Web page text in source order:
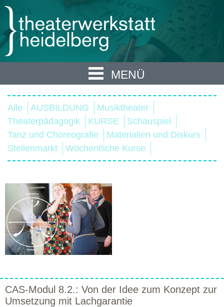
MENÜ
Alle AUSBILDUNG
Musiktheater
Theaterpädagogik
KURSE
Schauspiel
Tanz und Choreografie
Materialien und Diskurs
Stellenmarkt
Wöchentliche Kurse
CAS-Modul 8.2.: Von der Idee zum Konzept zur
Umsetzung mit Lachgarantie